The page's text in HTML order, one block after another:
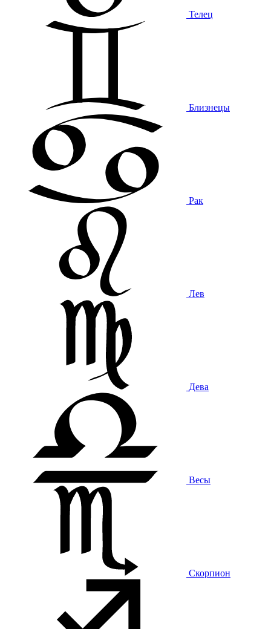
Телец
Близнецы
Рак
Лев
Дева
Весы
Скорпион